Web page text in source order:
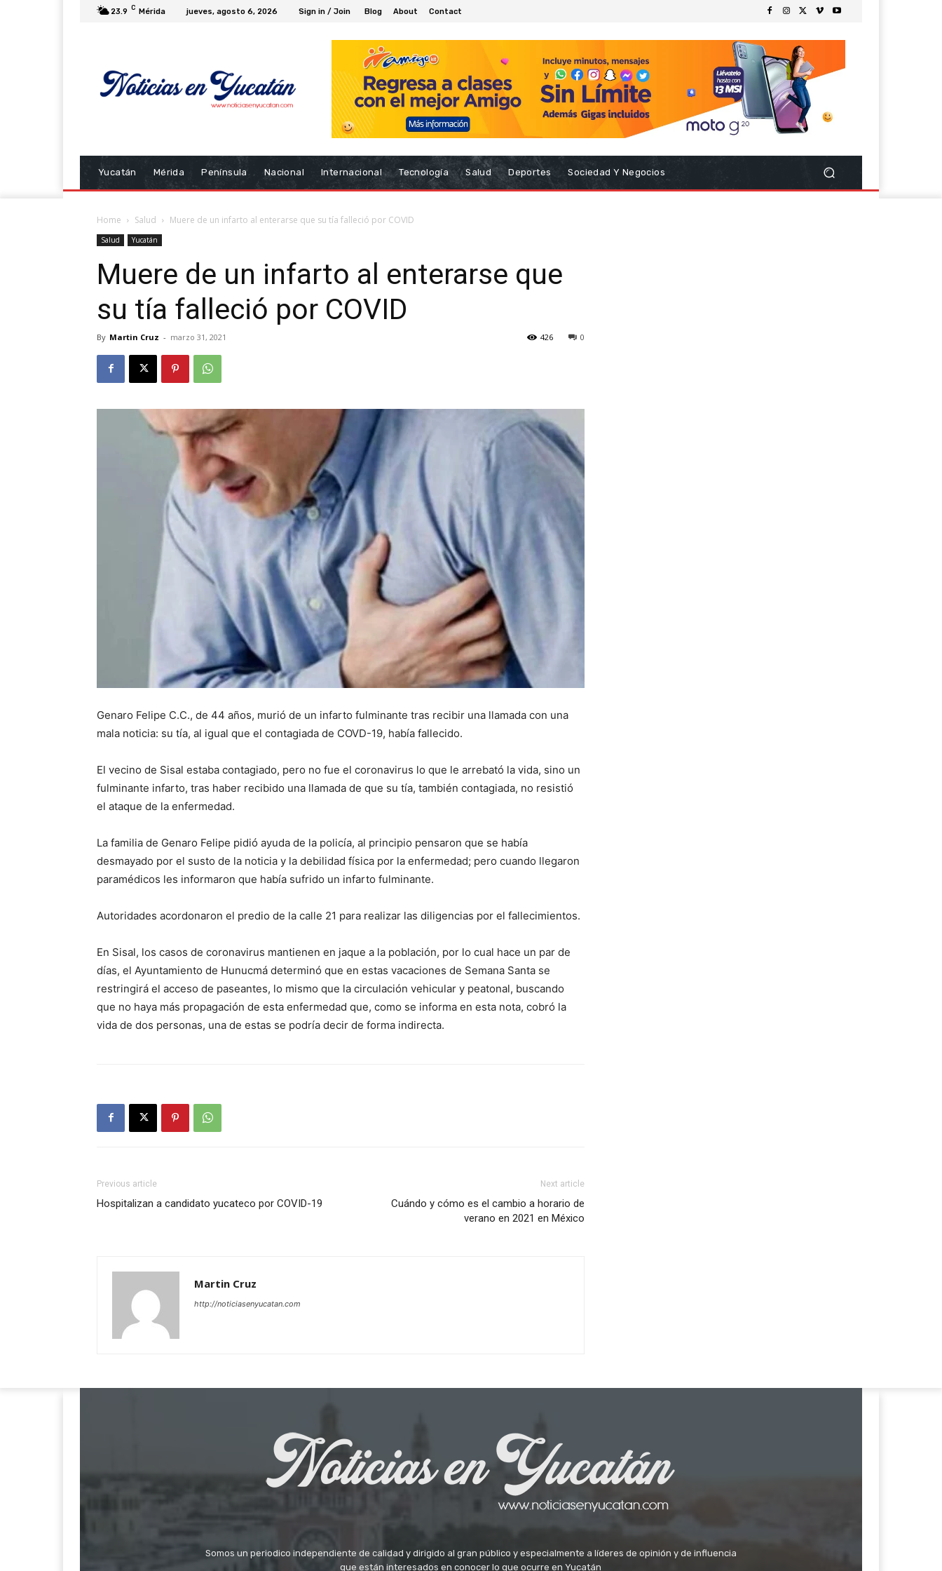
23.9 C Mérida jueves, agosto 6, 2026 Sign in / Join Blog About Contact
Yucatán Mérida Península Nacional Internacional Tecnología Salud Deportes Sociedad Y Negocios
Home Salud Muere de un infarto al enterarse que su tía falleció por COVID
Salud Yucatán
Muere de un infarto al enterarse que
su tía falleció por COVID
By Martin Cruz - marzo 31, 2021 0
426
Genaro Felipe C.C., de 44 años, murió de un infarto fulminante tras recibir una llamada con una
mala noticia: su tía, al igual que el contagiada de COVD-19, había fallecido.
El vecino de Sisal estaba contagiado, pero no fue el coronavirus lo que le arrebató la vida, sino un
fulminante infarto, tras haber recibido una llamada de que su tía, también contagiada, no resistió
el ataque de la enfermedad.
La familia de Genaro Felipe pidió ayuda de la policía, al principio pensaron que se había
desmayado por el susto de la noticia y la debilidad física por la enfermedad; pero cuando llegaron
paramédicos les informaron que había sufrido un infarto fulminante.
Autoridades acordonaron el predio de la calle 21 para realizar las diligencias por el fallecimientos.
En Sisal, los casos de coronavirus mantienen en jaque a la población, por lo cual hace un par de
días, el Ayuntamiento de Hunucmá determinó que en estas vacaciones de Semana Santa se
restringirá el acceso de paseantes, lo mismo que la circulación vehicular y peatonal, buscando
que no haya más propagación de esta enfermedad que, como se informa en esta nota, cobró la
vida de dos personas, una de estas se podría decir de forma indirecta.
Previous article
Hospitalizan a candidato yucateco por COVID-19
Next article
Cuándo y cómo es el cambio a horario de
verano en 2021 en México
Martin Cruz
http://noticiasenyucatan.com
Somos un periodico independiente de calidad y dirigido al gran público y especialmente a líderes de opinión y de influencia
que están interesados en conocer lo que ocurre en Yucatán